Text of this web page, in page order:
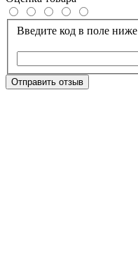
Введите код в поле ниже
Отправить отзыв